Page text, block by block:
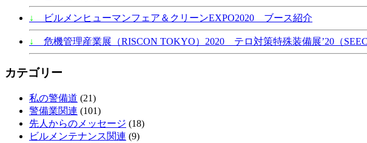
↓ ビルメンヒューマンフェア＆クリーンEXPO2020 ブース紹介
↓ 危機管理産業展（RISCON TOKYO）2020 テロ対策特殊装備展’20（
カテゴリー
私の警備道 (21)
警備業関連 (101)
先人からのメッセージ (18)
ビルメンテナンス関連 (9)